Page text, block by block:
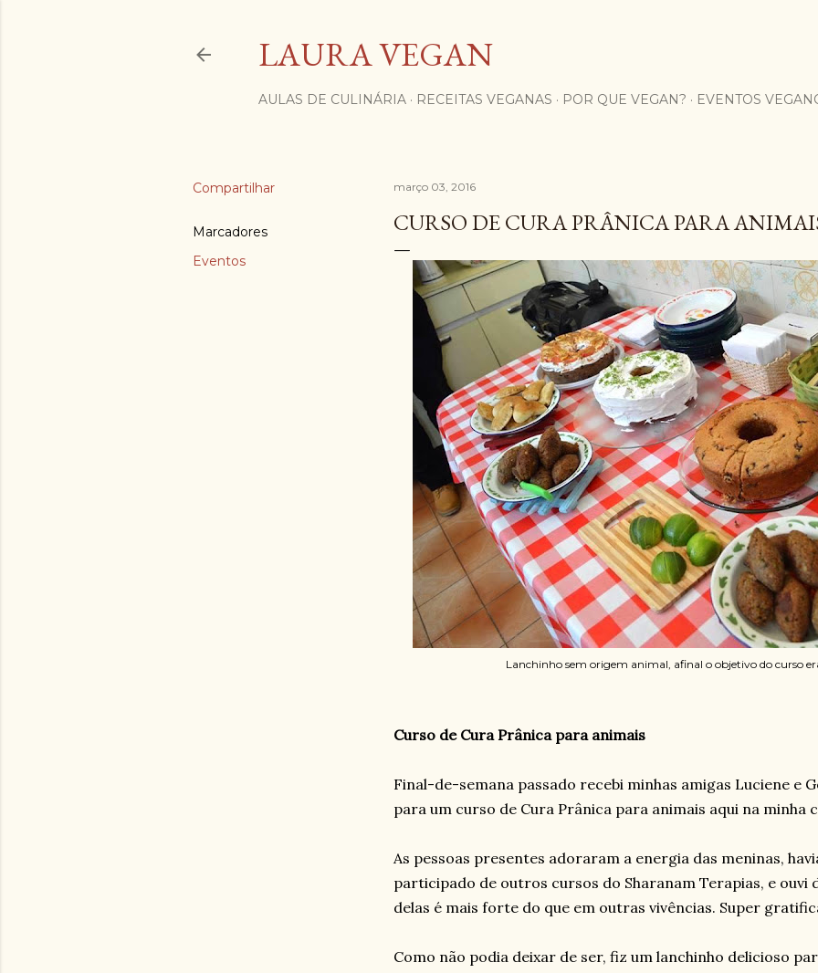
LAURA VEGAN
AULAS DE CULINÁRIA RECEITAS VEGANAS POR QUE VEGAN? EVENTOS
Compartilhar
Marcadores
Eventos
março 03, 2016
CURSO DE CURA PRÂNICA PARA
Lanchinho sem origem animal, afinal o objetivo do curso
Curso de Cura Prânica para animais
Final-de-semana passado recebi minhas amigas Luciene e
para um curso de Cura Prânica para animais aqui na minha
As pessoas presentes adoraram a energia das meninas,
participado de outros cursos do Sharanam Terapias, e ouvi
delas é mais forte do que em outras vivências. Super
Como não podia deixar de ser, fiz um lanchinho delicioso